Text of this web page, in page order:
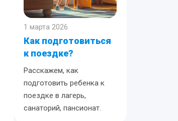
1 марта 2026
Как подготовиться
к поездке?
Расскажем, как
подготовить ребенка к
поездке в лагерь,
санаторий, пансионат.